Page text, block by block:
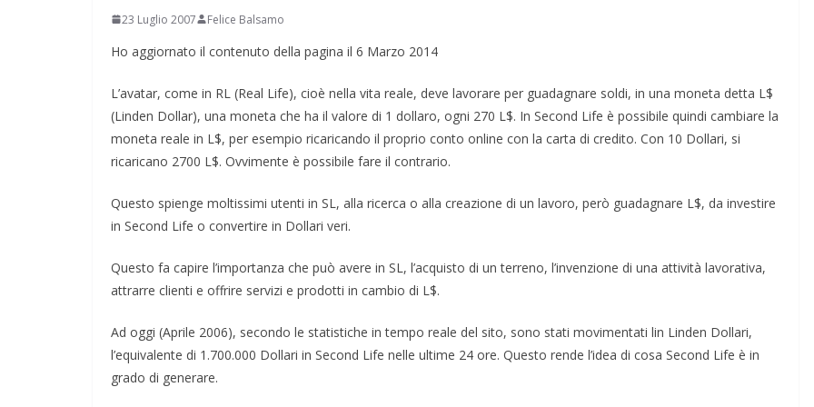
23 Luglio 2007 Felice Balsamo
Ho aggiornato il contenuto della pagina il 6 Marzo 2014
L’avatar, come in RL (Real Life), cioè nella vita reale, deve lavorare per guadagnare soldi, in una moneta detta L$
(Linden Dollar), una moneta che ha il valore di 1 dollaro, ogni 270 L$. In Second Life è possibile quindi cambiare la
moneta reale in L$, per esempio ricaricando il proprio conto online con la carta di credito. Con 10 Dollari, si
ricaricano 2700 L$. Ovvimente è possibile fare il contrario.
Questo spienge moltissimi utenti in SL, alla ricerca o alla creazione di un lavoro, però guadagnare L$, da investire
in Second Life o convertire in Dollari veri.
Questo fa capire l’importanza che può avere in SL, l’acquisto di un terreno, l’invenzione di una attività lavorativa,
attrarre clienti e offrire servizi e prodotti in cambio di L$.
Ad oggi (Aprile 2006), secondo le statistiche in tempo reale del sito, sono stati movimentati lin Linden Dollari,
l’equivalente di 1.700.000 Dollari in Second Life nelle ultime 24 ore. Questo rende l’idea di cosa Second Life è in
grado di generare.
CAMPAGNA
ELETTORALE: 50 DI 50